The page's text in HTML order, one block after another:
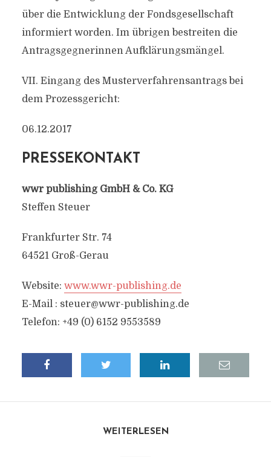
über die Entwicklung der Fondsgesellschaft
informiert worden. Im übrigen bestreiten die
Antragsgegnerinnen Aufklärungsmängel.
VII. Eingang des Musterverfahrensantrags bei
dem Prozessgericht:
06.12.2017
PRESSEKONTAKT
wwr publishing GmbH & Co. KG
Steffen Steuer
Frankfurter Str. 74
64521 Groß-Gerau
Website: www.wwr-publishing.de
E-Mail : steuer@wwr-publishing.de
Telefon: +49 (0) 6152 9553589
WEITERLESEN